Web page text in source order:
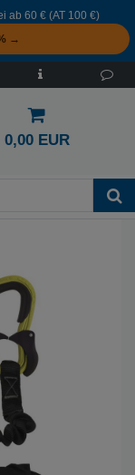
ab 60 € (AT 100 €)
→
0,00 EUR